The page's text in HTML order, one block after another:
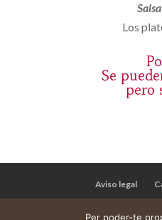
Los
Se
pero
Aviso legal
Per poder-te